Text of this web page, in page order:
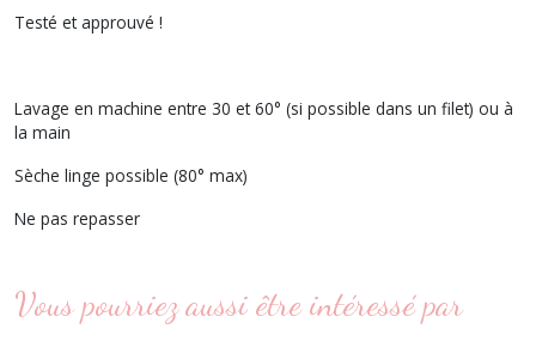
Testé et approuvé !
Lavage en machine entre 30 et 60° (si possible dans un filet) ou à
la main
Sèche linge possible (80° max)
Ne pas repasser
Vous pourriez aussi être intéressé par